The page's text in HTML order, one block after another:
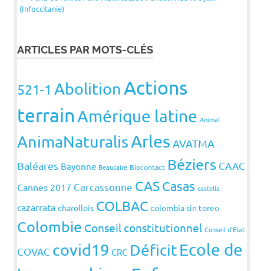
(Infoccitanie)
ARTICLES PAR MOTS-CLÉS
521-1 AbolitionActions
terrainAmérique latine Animal
AnimaNaturalisArles AVATMA
Baléares Bayonne Beaucaire Biocontact Béziers CAAC
Cannes 2017 Carcassonne CASCasas castella
cazarrata charollois COLBAC colombia sin toreo
Colombie Conseil constitutionnel Conseil d'Etat
COVAC covid19 CRC DéficitEcole de